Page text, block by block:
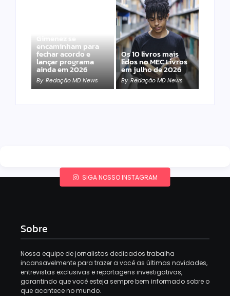
Gimenez se
encaminham para
fechar acordo e
lançar programa
ainda em 2026
By Redação MD News
Os 10 livros mais
lidos no MEC Livros
em julho de 2026
By Redação MD News
SIGA NOSSO INSTAGRAM
Sobre
Nossa equipe de jornalistas dedicados trabalha
incansavelmente para trazer a você as últimas novidades,
entrevistas exclusivas e reportagens investigativas,
garantindo que você esteja sempre bem informado sobre o
que acontece no mundo.